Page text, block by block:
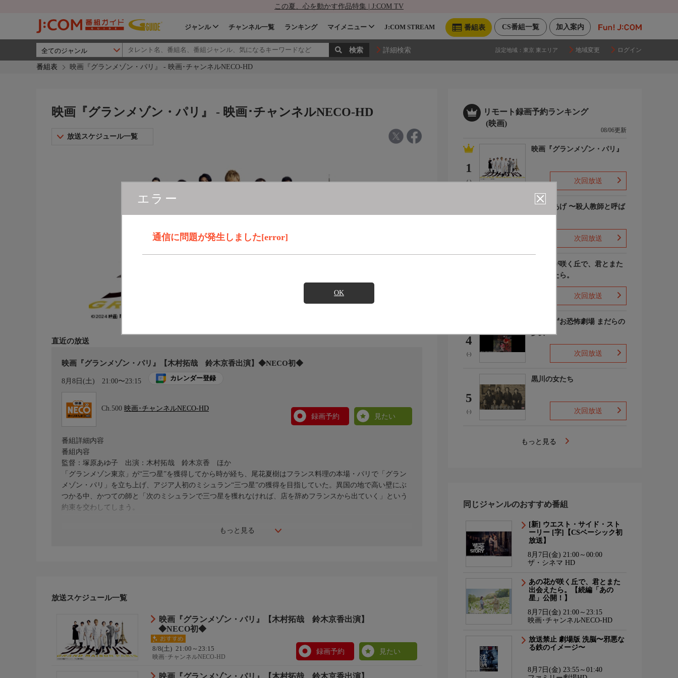
この夏、心を動かす作品特集 | J:COM TV
加入案内
CS番組一覧
番組表
ジャンル チャンネル一覧 ランキング マイメニュー J:COM STREAM
詳細検索 設定地域： 東京 東エリア 地域変更 ログイン
番組表 映画『グランメゾン・パリ』 - 映画･チャンネルNECO-HD
エラー
通信に問題が発生しました[error]
OK
映画『グランメゾン・パリ』 - 映画･チャンネルNECO-HD
放送スケジュール一覧
直近の放送
映画『グランメゾン・パリ』【木村拓哉 鈴木京香出演】◆NECO初◆
8月8日(土) 21:00〜23:15 カレンダー登録
Ch.500 映画･チャンネルNECO-HD
録画予約
見たい
もっと見る
番組詳細内容
番組内容
監督：塚原あゆ子 出演：木村拓哉 鈴木京香 ほか
「グランメゾン東京」が“三つ星”を獲得してから時が経ち、尾花夏樹はフランス料理の本場・パリで「グラン
メゾン・パリ」を立ち上げ、アジア人初のミシュラン“三つ星”の獲得を目指していた。異国の地で高い壁にぶ
つかる中、かつての師と「次のミシュランで三つ星を獲れなければ、店を辞めフランスから出ていく」という
約束を交わしてしまう。
放送スケジュール一覧
映画『グランメゾン・パリ』【木村拓哉 鈴木京香出演】
◆NECO初◆
8/8(土) 21:00～23:15
映画･チャンネルNECO-HD
録画予約 見たい
映画『グランメゾン・パリ』【木村拓哉 鈴木京香出演】
リモート録画予約ランキング
(映画)
08/06更新
1
(-)
映画『グランメゾン・パリ』
次回放送
でっちあげ 〜殺人教師と呼ば
次回放送
あの花が咲く丘で、君とまた
出会えたら。
次回放送
4
(-)
楳図かずお恐怖劇場 まだらの
少女
次回放送
5
(-)
黒川の女たち
次回放送
もっと見る
同じジャンルのおすすめ番組
[新] ウエスト・サイド・スト
ーリー [字]【CSベーシック初
放送】
8月7日(金) 21:00～00:00
ザ・シネマ HD
あの花が咲く丘で、君とまた
出会えたら。【続編「あの
星」公開！】
8月7日(金) 21:00～23:15
映画･チャンネルNECO-HD
放送禁止 劇場版 洗脳〜邪悪な
る鉄のイメージ〜
8月7日(金) 23:55～01:40